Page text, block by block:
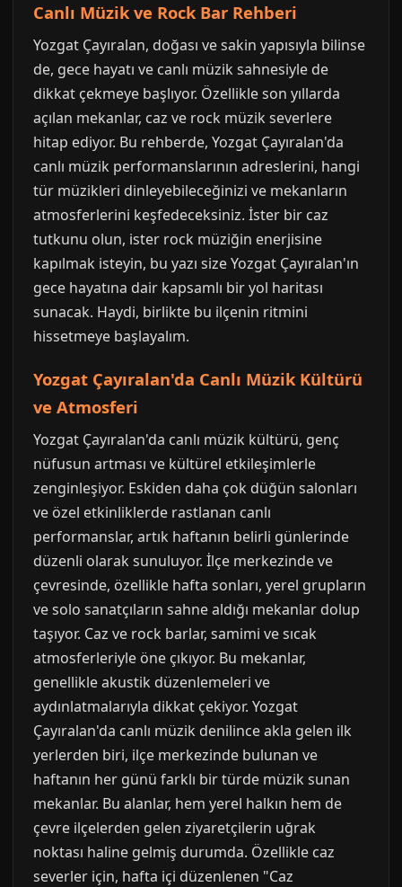
Canlı Müzik ve Rock Bar Rehberi
Yozgat Çayıralan, doğası ve sakin yapısıyla bilinse
de, gece hayatı ve canlı müzik sahnesiyle de
dikkat çekmeye başlıyor. Özellikle son yıllarda
açılan mekanlar, caz ve rock müzik severlere
hitap ediyor. Bu rehberde, Yozgat Çayıralan'da
canlı müzik performanslarının adreslerini, hangi
tür müzikleri dinleyebileceğinizi ve mekanların
atmosferlerini keşfedeceksiniz. İster bir caz
tutkunu olun, ister rock müziğin enerjisine
kapılmak isteyin, bu yazı size Yozgat Çayıralan'ın
gece hayatına dair kapsamlı bir yol haritası
sunacak. Haydi, birlikte bu ilçenin ritmini
hissetmeye başlayalım.
Yozgat Çayıralan'da Canlı Müzik Kültürü
ve Atmosferi
Yozgat Çayıralan'da canlı müzik kültürü, genç
nüfusun artması ve kültürel etkileşimlerle
zenginleşiyor. Eskiden daha çok düğün salonları
ve özel etkinliklerde rastlanan canlı
performanslar, artık haftanın belirli günlerinde
düzenli olarak sunuluyor. İlçe merkezinde ve
çevresinde, özellikle hafta sonları, yerel grupların
ve solo sanatçıların sahne aldığı mekanlar dolup
taşıyor. Caz ve rock barlar, samimi ve sıcak
atmosferleriyle öne çıkıyor. Bu mekanlar,
genellikle akustik düzenlemeleri ve
aydınlatmalarıyla dikkat çekiyor. Yozgat
Çayıralan'da canlı müzik denilince akla gelen ilk
yerlerden biri, ilçe merkezinde bulunan ve
haftanın her günü farklı bir türde müzik sunan
mekanlar. Bu alanlar, hem yerel halkın hem de
çevre ilçelerden gelen ziyaretçilerin uğrak
noktası haline gelmiş durumda. Özellikle caz
severler için, hafta içi düzenlenen "Caz